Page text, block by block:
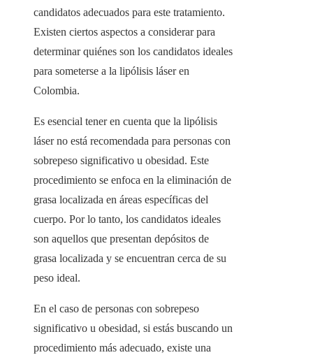
candidatos adecuados para este tratamiento.
Existen ciertos aspectos a considerar para
determinar quiénes son los candidatos ideales
para someterse a la lipólisis láser en
Colombia.
Es esencial tener en cuenta que la lipólisis
láser no está recomendada para personas con
sobrepeso significativo u obesidad. Este
procedimiento se enfoca en la eliminación de
grasa localizada en áreas específicas del
cuerpo. Por lo tanto, los candidatos ideales
son aquellos que presentan depósitos de
grasa localizada y se encuentran cerca de su
peso ideal.
En el caso de personas con sobrepeso
significativo u obesidad, si estás buscando un
procedimiento más adecuado, existe una